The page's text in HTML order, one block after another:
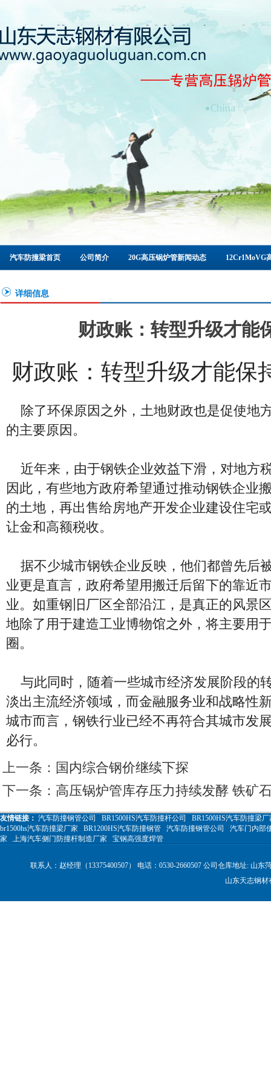
汽车防撞梁首页 公司简介 20G高压锅炉管新闻动态 12Cr1MoVG
详细信息
财政账：转型升级才能
财政账：转型升级才能保
除了环保原因之外，土地财政也是促使地
的主要原因。
近年来，由于钢铁企业效益下滑，对地方
因此，有些地方政府希望通过推动钢铁企业
的土地，再出售给房地产开发企业建设住宅
让金和高额税收。
据不少城市钢铁企业反映，他们都曾先后
业更是直言，政府希望用搬迁后留下的靠近
业。如重钢旧厂区全部沿江，是真正的风景
地除了用于建造工业博物馆之外，将主要用
圈。
与此同时，随着一些城市经济发展阶段的
淡出主流经济领域，而金融服务业和战略性
城市而言，钢铁行业已经不再符合其城市发
必行。
上一条： 国内综合钢价继续下探
下一条： 高压锅炉管库存压力持续发酵 铁矿
友情链接： 汽车防撞钢管公司 BR1500HS汽车防撞杆公司
BR1500HS汽车防撞梁厂
br1500hs汽车防撞梁厂家
BR1200HS汽车防撞钢管 汽车防撞钢管公司
汽车门内部
家
上海汽车侧门防撞杆制造厂家 宝钢高强度焊管
联系人：赵经理（13375400507） 电话：0530-2660507 公司仓库地址: 山
山东天志钢